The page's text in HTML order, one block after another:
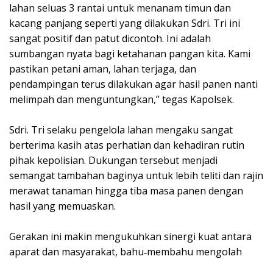
lahan seluas 3 rantai untuk menanam timun dan
kacang panjang seperti yang dilakukan Sdri. Tri ini
sangat positif dan patut dicontoh. Ini adalah
sumbangan nyata bagi ketahanan pangan kita. Kami
pastikan petani aman, lahan terjaga, dan
pendampingan terus dilakukan agar hasil panen nanti
melimpah dan menguntungkan,” tegas Kapolsek.
Sdri. Tri selaku pengelola lahan mengaku sangat
berterima kasih atas perhatian dan kehadiran rutin
pihak kepolisian. Dukungan tersebut menjadi
semangat tambahan baginya untuk lebih teliti dan rajin
merawat tanaman hingga tiba masa panen dengan
hasil yang memuaskan.
Gerakan ini makin mengukuhkan sinergi kuat antara
aparat dan masyarakat, bahu‑membahu mengolah